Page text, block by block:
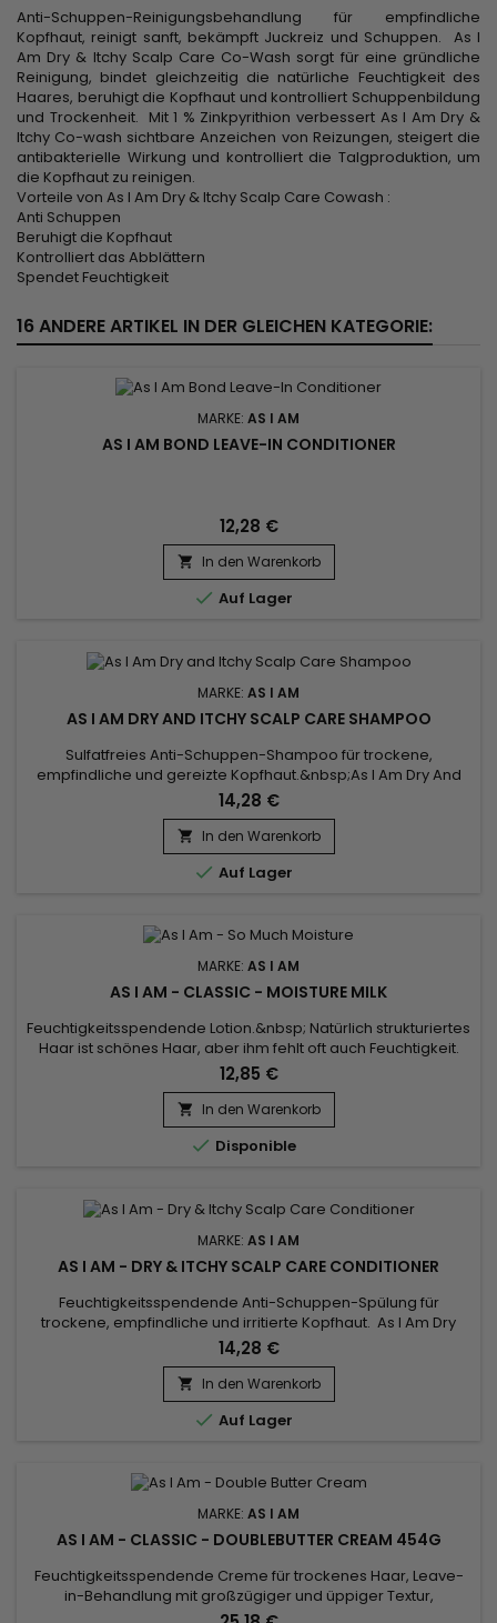
Anti-Schuppen-Reinigungsbehandlung für empfindliche
Kopfhaut, reinigt sanft, bekämpft Juckreiz und Schuppen. As I
Am Dry & Itchy Scalp Care Co-Wash sorgt für eine gründliche
Reinigung, bindet gleichzeitig die natürliche Feuchtigkeit des
Haares, beruhigt die Kopfhaut und kontrolliert Schuppenbildung
und Trockenheit. Mit 1 % Zinkpyrithion verbessert As I Am Dry &
Itchy Co-wash sichtbare Anzeichen von Reizungen, steigert die
antibakterielle Wirkung und kontrolliert die Talgproduktion, um
die Kopfhaut zu reinigen.
Vorteile von As I Am Dry & Itchy Scalp Care Cowash :
Anti Schuppen
Beruhigt die Kopfhaut
Kontrolliert das Abblättern
Spendet Feuchtigkeit
16 ANDERE ARTIKEL IN DER GLEICHEN KATEGORIE:
MARKE: AS I AM
AS I AM BOND LEAVE-IN CONDITIONER
12,28 €
 In den Warenkorb
 Auf Lager
MARKE: AS I AM
AS I AM DRY AND ITCHY SCALP CARE SHAMPOO
Sulfatfreies Anti-Schuppen-Shampoo für trockene,
empfindliche und gereizte Kopfhaut.&nbsp;As I Am Dry And
Itchy Scalp Care Shampoo reinigt sanft, spendet Feuchtigkeit
und entwirrt das Haar für ein einfacheres Styling, während es
gleichzeitig juckende und trockene Kopfhaut
bekämpft.&nbsp; &nbsp;As I Am Anti-Schuppen-Shampoo
hilft, die Kopfhaut zu...
14,28 €
 In den Warenkorb
 Auf Lager
MARKE: AS I AM
AS I AM - CLASSIC - MOISTURE MILK
Feuchtigkeitsspendende Lotion.&nbsp; Natürlich strukturiertes
Haar ist schönes Haar, aber ihm fehlt oft auch Feuchtigkeit.
Dehydriertes Haar sieht stumpf aus, fühlt sich rau an, lässt sich
schwer stylen und widersteht allen Versuchen, die
Lockenstruktur zu definieren.&nbsp; So Much Moisture ist eine
glycerinreiche Formel, angereichert mit natürlichen...
12,85 €
 In den Warenkorb
 Disponible
MARKE: AS I AM
AS I AM - DRY & ITCHY SCALP CARE CONDITIONER
Feuchtigkeitsspendende Anti-Schuppen-Spülung für
trockene, empfindliche und irritierte Kopfhaut. As I Am Dry
And Itchy Scalp Care nährt, entwirrt und repariert das Haar ,
beruhigt juckende und gereizte Kopfhaut. Die
feuchtigkeitsspendende Anti-Schuppen-Spülung von As I Am
hilft, Schuppen zu bekämpfen und eine gesunde Kopfhaut zu
erhalten, und verleiht...
14,28 €
 In den Warenkorb
 Auf Lager
MARKE: AS I AM
AS I AM - CLASSIC - DOUBLEBUTTER CREAM 454G
Feuchtigkeitsspendende Creme für trockenes Haar, Leave-
in-Behandlung mit großzügiger und üppiger Textur,
revitalisiert, macht das Material weich und macht es wie